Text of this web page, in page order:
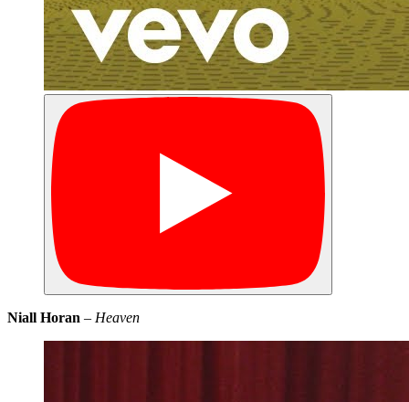
Niall Horan – Heaven